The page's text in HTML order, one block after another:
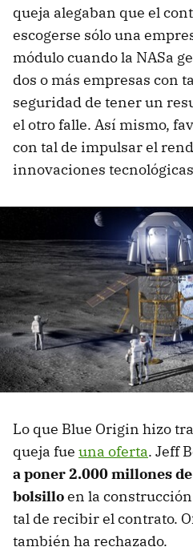
queja alegaban que el
escogerse sólo una
módulo cuando la NASa
dos o más empresas con
seguridad de tener un
el otro falle. Así mismo,
con tal de impulsar el
innovaciones
Lo que Blue Origin hizo
queja fue una oferta. Jeff
a poner 2.000 millones
bolsilloen la
tal de recibir el contrato.
también ha rechazado.